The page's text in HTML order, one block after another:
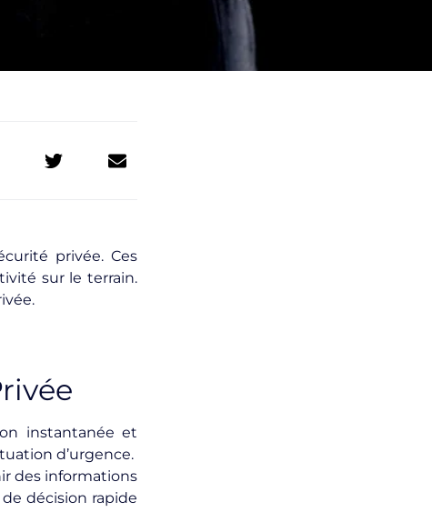
privée. Ces
sur le terrain.
instantanée et
d’urgence.
des informations
décision rapide